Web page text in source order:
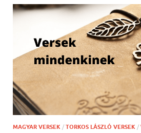
MAGYAR VERSEK / TORKOS LÁSZLÓ VERSEK /